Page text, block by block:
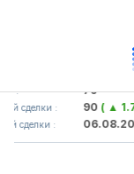
: 79
сделки : 90( ▲
сделки :